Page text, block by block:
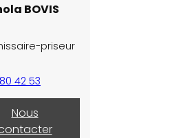
BOVIS
priseur
42 53
Nous